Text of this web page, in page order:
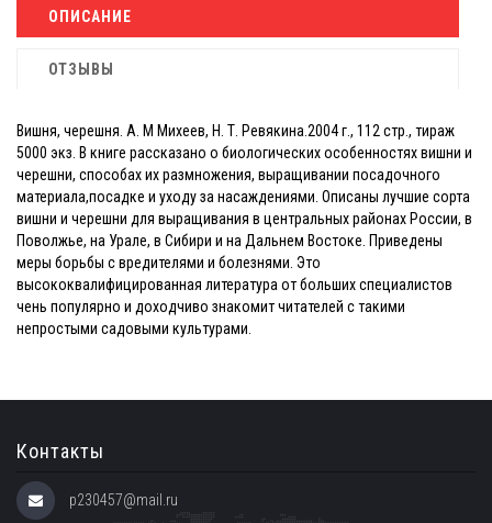
ОПИСАНИЕ
ОТЗЫВЫ
Вишня, черешня. А. М Михеев, Н. Т. Ревякина.2004 г., 112 стр., тираж
5000 экз. В книге рассказано о биологических особенностях вишни и
черешни, способах их размножения, выращивании посадочного
материала,посадке и уходу за насаждениями. Описаны лучшие сорта
вишни и черешни для выращивания в центральных районах России, в
Поволжье, на Урале, в Сибири и на Дальнем Востоке. Приведены
меры борьбы с вредителями и болезнями. Это
высококвалифицированная литература от больших специалистов
чень популярно и доходчиво знакомит читателей с такими
непростыми садовыми культурами.
Контакты
p230457@mail.ru